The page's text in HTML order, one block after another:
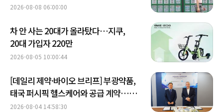
2026-08-08 06:00:00
차 안 사는 20대가 올라탔다…지쿠,
20대 가입자 220만
2026-08-05 10:00:44
[데일리 제약·바이오 브리프] 부광약품,
태국 퍼시픽 헬스케어와 공급 계약…
동남아 공략 강화 外
2026-08-04 14:58:30